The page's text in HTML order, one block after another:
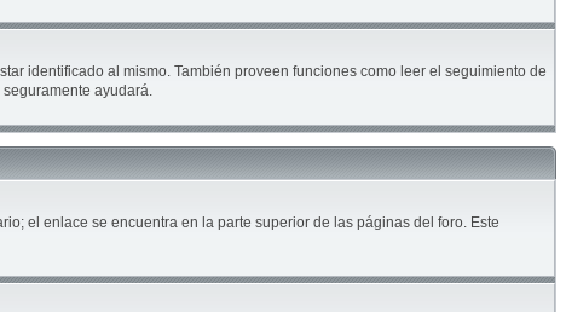
identificado al mismo. También proveen funciones como leer el seguimiento de
ayudará.
el enlace se encuentra en la parte superior de las páginas del foro. Este